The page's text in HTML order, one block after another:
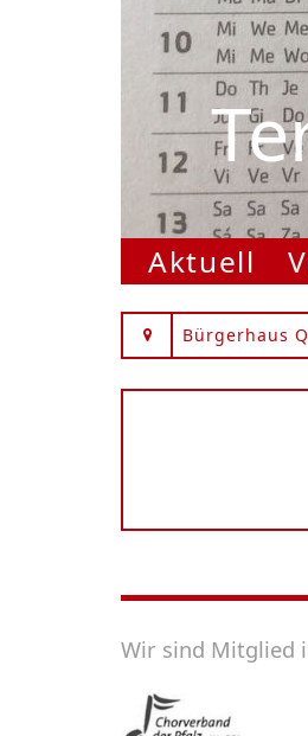
Aktuell
Bürgerhaus
Wir sind Mitglied